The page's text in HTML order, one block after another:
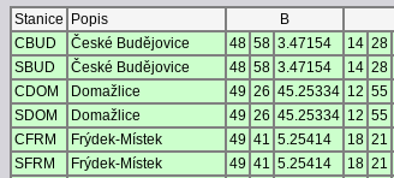
Stanice Popis B
CBUD
České Budějovice 48 58 3.47154 14 28
SBUD
České Budějovice 48 58 3.47154 14 28
CDOM
Domažlice 49 26 45.25334 12 55
SDOM
Domažlice 49 26 45.25334 12 55
CFRM
Frýdek-Místek 49 41 5.25414 18 21
SFRM
Frýdek-Místek 49 41 5.25414 18 21